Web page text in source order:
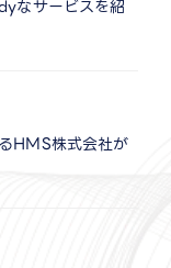
なサービスを紹
HMS株式会社が